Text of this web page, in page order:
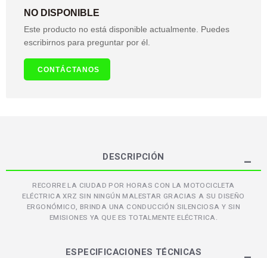
NO DISPONIBLE
Este producto no está disponible actualmente. Puedes
escribirnos para preguntar por él.
CONTÁCTANOS
DESCRIPCIÓN
RECORRE LA CIUDAD POR HORAS CON LA MOTOCICLETA
ELÉCTRICA XRZ SIN NINGÚN MALESTAR GRACIAS A SU DISEÑO
ERGONÓMICO, BRINDA UNA CONDUCCIÓN SILENCIOSA Y SIN
EMISIONES YA QUE ES TOTALMENTE ELÉCTRICA.
ESPECIFICACIONES TÉCNICAS